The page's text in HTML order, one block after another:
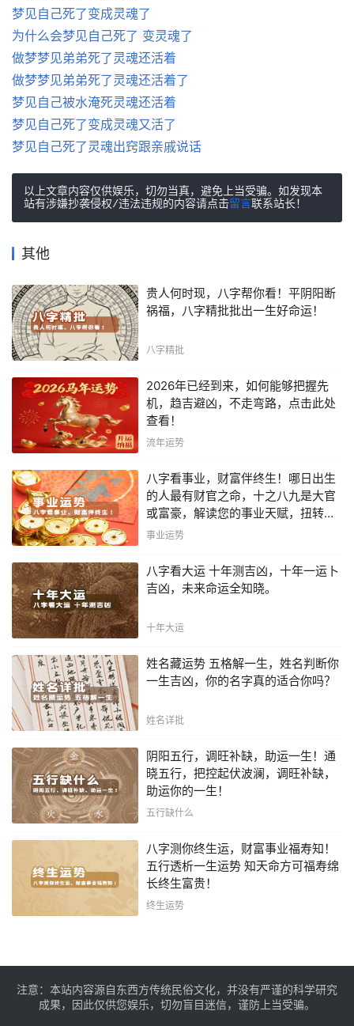
梦见自己死了变成灵魂了
为什么会梦见自己死了 变灵魂了
做梦梦见弟弟死了灵魂还活着
做梦梦见弟弟死了灵魂还活着了
梦见自己被水淹死灵魂还活着
梦见自己死了变成灵魂又活了
梦见自己死了灵魂出窍跟亲戚说话
以上文章内容仅供娱乐，切勿当真，避免上当受骗。如发现本
站有涉嫌抄袭侵权/违法违规的内容请点击留言联系站长！
其他
贵人何时现，八字帮你看！平阴阳断
祸福，八字精批批出一生好命运！
八字精批
2026年已经到来，如何能够把握先
机，趋吉避凶，不走弯路，点击此处
查看！
流年运势
八字看事业，财富伴终生！哪日出生
的人最有财官之命，十之八九是大官
或富豪，解读您的事业天赋，扭转当
下不利困局！！
事业运势
八字看大运 十年测吉凶，十年一运卜
吉凶，未来命运全知晓。
十年大运
姓名藏运势 五格解一生，姓名判断你
一生吉凶，你的名字真的适合你吗？
姓名详批
阴阳五行，调旺补缺，助运一生！通
晓五行，把控起伏波澜，调旺补缺，
助运你的一生！
五行缺什么
八字测你终生运，财富事业福寿知！
五行透析一生运势 知天命方可福寿绵
长终生富贵！
终生运势
注意：本站内容源自东西方传统民俗文化，并没有严谨的科学研究
成果，因此仅供您娱乐，切勿盲目迷信，谨防上当受骗。